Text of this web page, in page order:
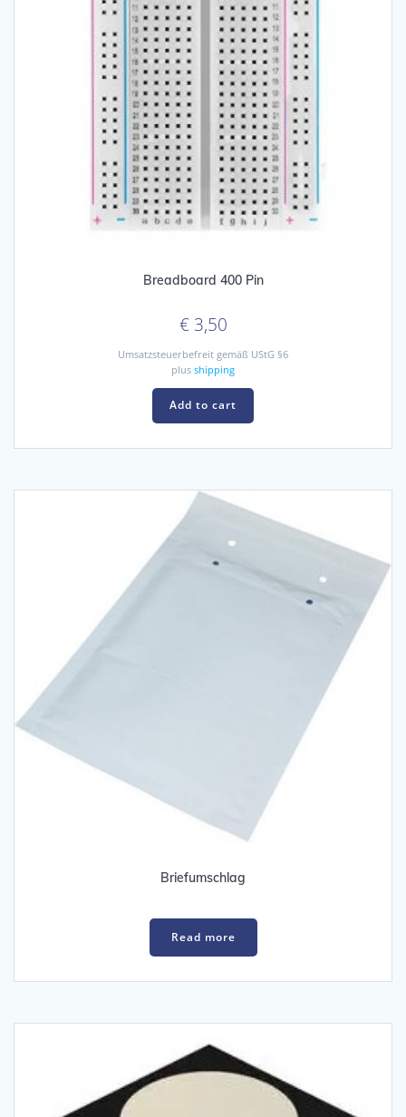
Breadboard 400 Pin
€3,50
Umsatzsteuerbefreit gemäß UStG §6
plus shipping
Add to cart
Briefumschlag
Read more